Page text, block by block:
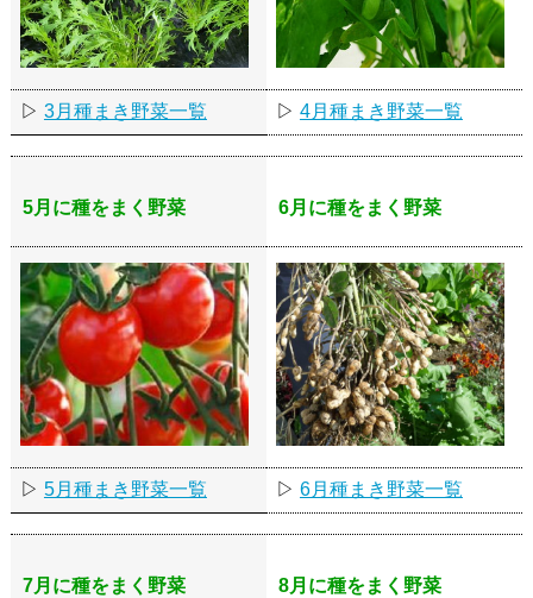
▷ 3月種まき野菜一覧 ▷ 4月種まき野菜一覧
5月に種をまく野菜 6月に種をまく野菜
▷ 5月種まき野菜一覧 ▷ 6月種まき野菜一覧
7月に種をまく野菜 8月に種をまく野菜